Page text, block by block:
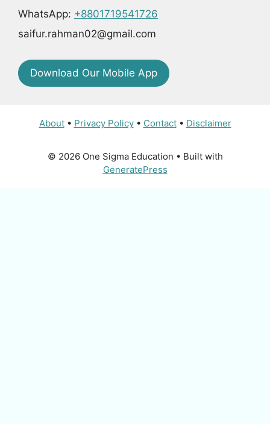
WhatsApp: +8801719541726
saifur.rahman02@gmail.com
Download Our Mobile App
About• Privacy Policy• Contact• Disclaimer
© 2026 One Sigma Education • Built with
GeneratePress